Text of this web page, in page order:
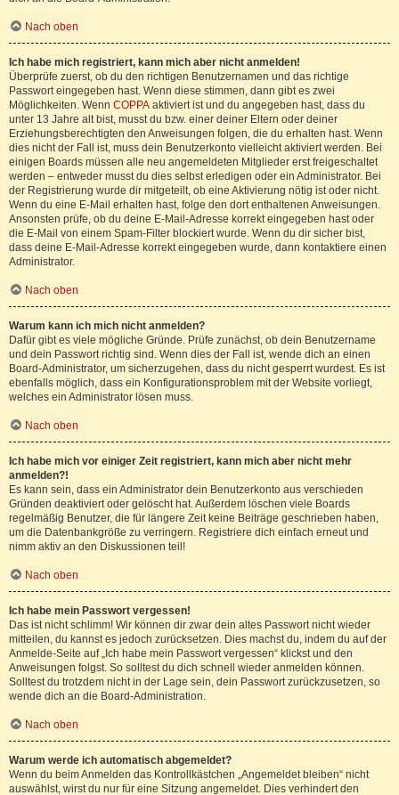
Nach oben
Ich habe mich registriert, kann mich aber nicht anmelden!
Überprüfe zuerst, ob du den richtigen Benutzernamen und das richtige
Passwort eingegeben hast. Wenn diese stimmen, dann gibt es zwei
Möglichkeiten. Wenn COPPA aktiviert ist und du angegeben hast, dass du
unter 13 Jahre alt bist, musst du bzw. einer deiner Eltern oder deiner
Erziehungsberechtigten den Anweisungen folgen, die du erhalten hast. Wenn
dies nicht der Fall ist, muss dein Benutzerkonto vielleicht aktiviert werden. Bei
einigen Boards müssen alle neu angemeldeten Mitglieder erst freigeschaltet
werden – entweder musst du dies selbst erledigen oder ein Administrator. Bei
der Registrierung wurde dir mitgeteilt, ob eine Aktivierung nötig ist oder nicht.
Wenn du eine E-Mail erhalten hast, folge den dort enthaltenen Anweisungen.
Ansonsten prüfe, ob du deine E-Mail-Adresse korrekt eingegeben hast oder
die E-Mail von einem Spam-Filter blockiert wurde. Wenn du dir sicher bist,
dass deine E-Mail-Adresse korrekt eingegeben wurde, dann kontaktiere einen
Administrator.
Nach oben
Warum kann ich mich nicht anmelden?
Dafür gibt es viele mögliche Gründe. Prüfe zunächst, ob dein Benutzername
und dein Passwort richtig sind. Wenn dies der Fall ist, wende dich an einen
Board-Administrator, um sicherzugehen, dass du nicht gesperrt wurdest. Es ist
ebenfalls möglich, dass ein Konfigurationsproblem mit der Website vorliegt,
welches ein Administrator lösen muss.
Nach oben
Ich habe mich vor einiger Zeit registriert, kann mich aber nicht mehr
anmelden?!
Es kann sein, dass ein Administrator dein Benutzerkonto aus verschieden
Gründen deaktiviert oder gelöscht hat. Außerdem löschen viele Boards
regelmäßig Benutzer, die für längere Zeit keine Beiträge geschrieben haben,
um die Datenbankgröße zu verringern. Registriere dich einfach erneut und
nimm aktiv an den Diskussionen teil!
Nach oben
Ich habe mein Passwort vergessen!
Das ist nicht schlimm! Wir können dir zwar dein altes Passwort nicht wieder
mitteilen, du kannst es jedoch zurücksetzen. Dies machst du, indem du auf der
Anmelde-Seite auf „Ich habe mein Passwort vergessen“ klickst und den
Anweisungen folgst. So solltest du dich schnell wieder anmelden können.
Solltest du trotzdem nicht in der Lage sein, dein Passwort zurückzusetzen, so
wende dich an die Board-Administration.
Nach oben
Warum werde ich automatisch abgemeldet?
Wenn du beim Anmelden das Kontrollkästchen „Angemeldet bleiben“ nicht
auswählst, wirst du nur für eine Sitzung angemeldet. Dies verhindert den